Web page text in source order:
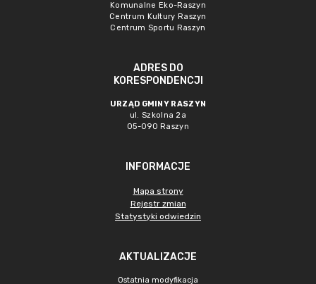
Komunalne Eko-Raszyn
Centrum Kultury Raszyn
Centrum Sportu Raszyn
ADRES DO
KORESPONDENCJI
URZĄD GMINY RASZYN
ul. Szkolna 2a
05-090 Raszyn
INFORMACJE
Mapa strony
Rejestr zmian
Statystyki odwiedzin
AKTUALIZACJE
Ostatnia modyfikacja